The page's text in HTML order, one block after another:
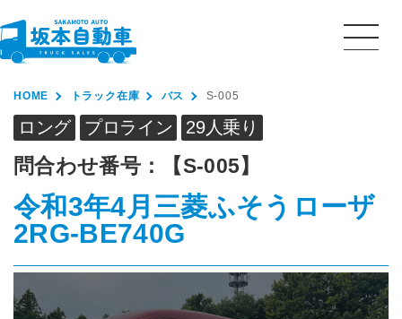
HOME トラック在庫 バス S-005
ロング プロライン 29人乗り
問合わせ番号： 【S-005】
令和3年4月 三菱ふそう ローザ
2RG-BE740G